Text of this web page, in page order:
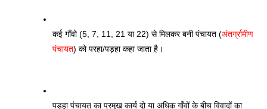
कई गाँवो (5, 7, 11, 21 या 22) से मिलकर बनी पंचायत (अंतर्ग्रामीण
पंचायत) को परहा/पड़हा कहा जाता है।
पड़हा पंचायत का प्रमुख कार्य दो या अधिक गाँवों के बीच विवादों का